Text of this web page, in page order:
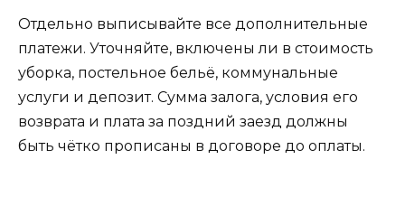
Отдельно выписывайте все дополнительные
платежи. Уточняйте, включены ли в стоимость
уборка, постельное бельё, коммунальные
услуги и депозит. Сумма залога, условия его
возврата и плата за поздний заезд должны
быть чётко прописаны в договоре до оплаты.